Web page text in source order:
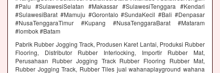
#Palu #SulawesiSelatan #Makassar #SulawesiTenggara #Kendari
#SulawesiBarat #Mamuju #Gorontalo #SundaKecil #Bali #Denpasar
#NusaTenggaraTimur #Kupang #NusaTenggaraBarat #Mataram
#lombok #Batam
Pabrik Rubber Jogging Track, Produsen Karet Lantai, Produksi Rubber
Flooring, Distributor Rubber Interlocking, Importir Rubber Mat,
Perusahaan Rubber Jogging Track Rubber Flooring Rubber Mat,
Rubber Jogging Track, Rubber Tiles jual wahanaplayground wahana